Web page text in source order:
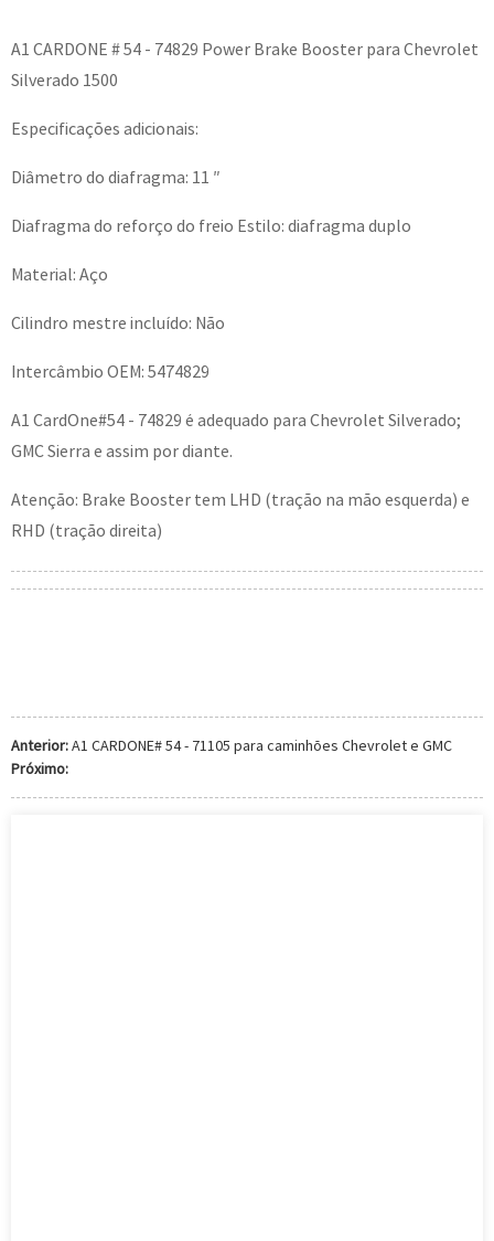
A1 CARDONE # 54 - 74829 Power Brake Booster para Chevrolet
Silverado 1500
Especificações adicionais:
Diâmetro do diafragma: 11 ″
Diafragma do reforço do freio Estilo: diafragma duplo
Material: Aço
Cilindro mestre incluído: Não
Intercâmbio OEM: 5474829
A1 CardOne#54 - 74829 é adequado para Chevrolet Silverado;
GMC Sierra e assim por diante.
Atenção: Brake Booster tem LHD (tração na mão esquerda) e
RHD (tração direita)
Anterior:A1 CARDONE# 54 - 71105 para caminhões Chevrolet e GMC
Próximo: